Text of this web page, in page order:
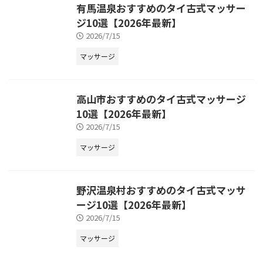
有馬温泉おすすめのタイ古式マッサー
ジ10選【2026年最新】
2026/7/15
マッサージ
高山市おすすめのタイ古式マッサージ
10選【2026年最新】
2026/7/15
マッサージ
野沢温泉村おすすめのタイ古式マッサ
ージ10選【2026年最新】
2026/7/15
マッサージ